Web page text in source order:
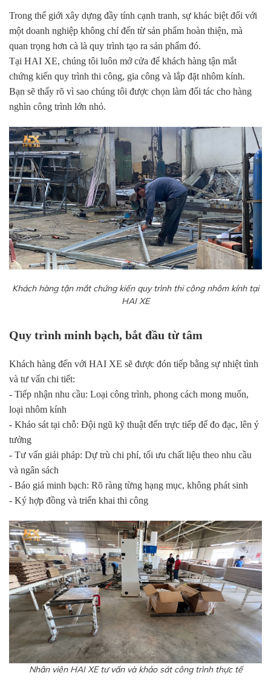
Trong thế giới xây dựng đầy tính cạnh tranh, sự khác biệt đối với
một doanh nghiệp không chỉ đến từ sản phẩm hoàn thiện, mà
quan trọng hơn cà là quy trình tạo ra sản phẩm đó.
Tại HAI XE, chúng tôi luôn mở cửa để khách hàng tận mắt
chứng kiến quy trình thi công, gia công và lắp đặt nhôm kính.
Bạn sẽ thấy rõ vì sao chúng tôi được chọn làm đối tác cho hàng
nghìn công trình lớn nhỏ.
Khách hàng tận mắt chứng kiến quy trình thi công nhôm kính tại
HAI XE
Quy trình minh bạch, bắt đầu từ tâm
Khách hàng đến với HAI XE sẽ được đón tiếp bằng sự nhiệt tình
và tư vấn chi tiết:
- Tiếp nhận nhu cầu: Loại công trình, phong cách mong muốn,
loại nhôm kính
- Khảo sát tại chỗ: Đội ngũ kỹ thuật đến trực tiếp để đo đạc, lên ý
tưởng
- Tư vấn giải pháp: Dự trù chi phí, tối ưu chất liệu theo nhu cầu
và ngân sách
- Báo giá minh bạch: Rõ ràng từng hạng mục, không phát sinh
- Ký hợp đồng và triển khai thi công
Nhân viên HAI XE tư vấn và khảo sát công trình thực tế